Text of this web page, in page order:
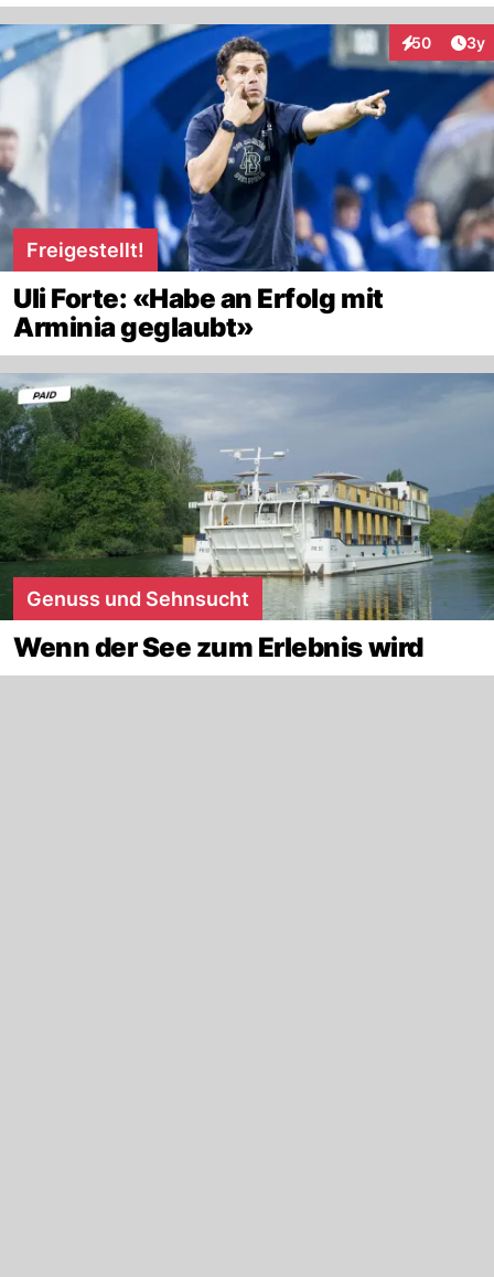
50
Interaktionen
3y
Freigestellt!
Uli Forte: «Habe an Erfolg mit
Arminia geglaubt»
Genuss und Sehnsucht
Wenn der See zum Erlebnis wird